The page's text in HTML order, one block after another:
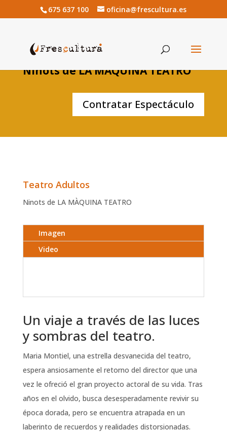
675 637 100 oficina@frescultura.es
Ninots de LA MÀQUINA TEATRO
Contratar Espectáculo
Teatro Adultos
Ninots de LA MÀQUINA TEATRO
Imagen
Video
Un viaje a través de las luces
y sombras del teatro.
Maria Montiel, una estrella desvanecida del teatro,
espera ansiosamente el retorno del director que una
vez le ofreció el gran proyecto actoral de su vida. Tras
años en el olvido, busca desesperadamente revivir su
época dorada, pero se encuentra atrapada en un
laberinto de recuerdos y realidades distorsionadas.